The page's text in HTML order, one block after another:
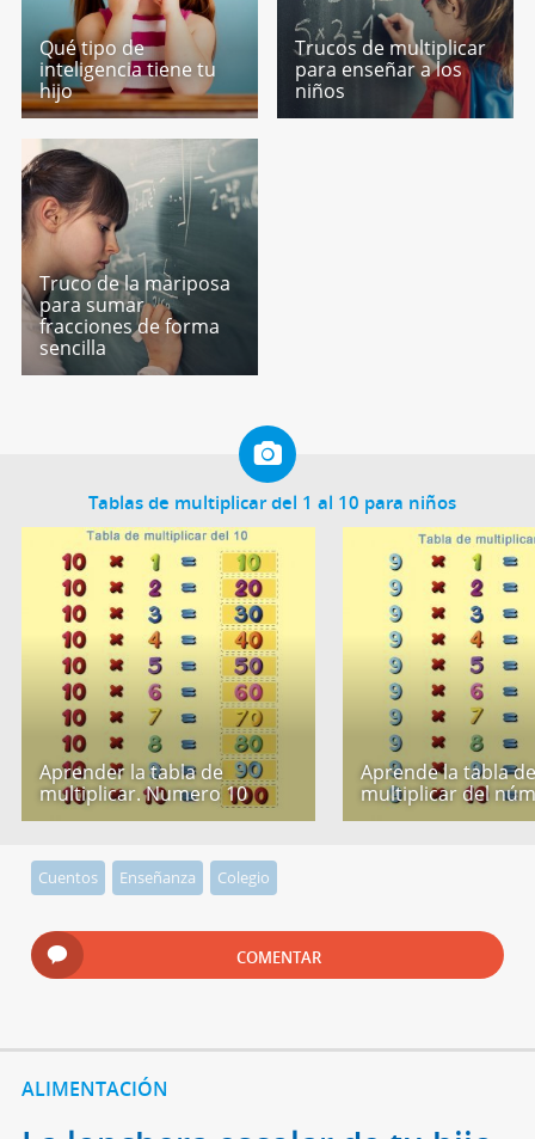
Qué tipo de
inteligencia tiene tu
hijo
Trucos de multiplicar
para enseñar a los
niños
Truco de la mariposa
para sumar
fracciones de forma
sencilla
Tablas de multiplicar del 1 al 10 para niños
Aprender la tabla de
multiplicar. Numero 10
Aprende la tabla
multiplicar del
Cuentos Enseñanza Colegio
COMENTAR
ALIMENTACIÓN